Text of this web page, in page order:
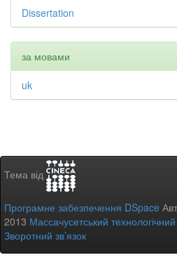
Dissertation
за мовами
uk
Тема від
Програмне забезпечення DSpace
2013 Массачусетський технологічний
Зворотний зв’язок